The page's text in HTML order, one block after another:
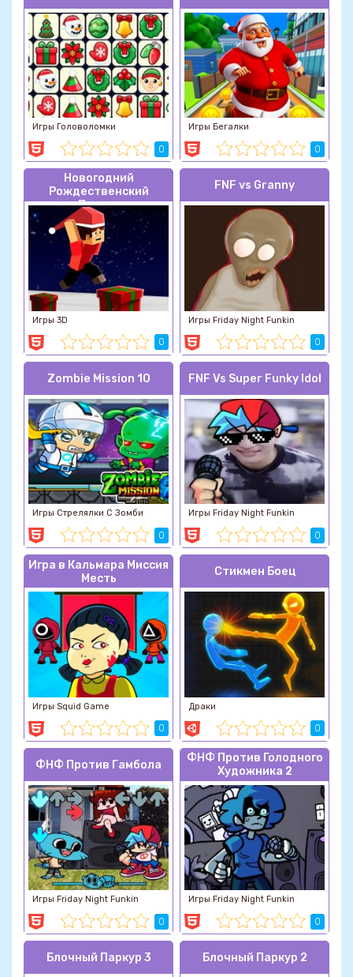
Игры Головоломки
0
Игры Бегалки
0
Новогодний
Рождественский
Паркур
Игры 3D
0
FNF vs Granny
Игры Friday Night Funkin
0
Zombie Mission 10
Игры Стрелялки С Зомби
0
FNF Vs Super Funky Idol
Игры Friday Night Funkin
0
Игра в Кальмара Миссия
Месть
Игры Squid Game
0
Стикмен Боец
Драки
0
ФНФ Против Гамбола
Игры Friday Night Funkin
0
ФНФ Против Голодного
Художника 2
Игры Friday Night Funkin
0
Блочный Паркур 3 Блочный Паркур 2